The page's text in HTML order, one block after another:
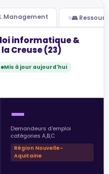
Management 👥
informatique &
Creuse (23)
Mis à jour aujourd'hui
—
Demandeurs d'emploi
catégories A,B,C
Région Nouvelle-
Aquitaine